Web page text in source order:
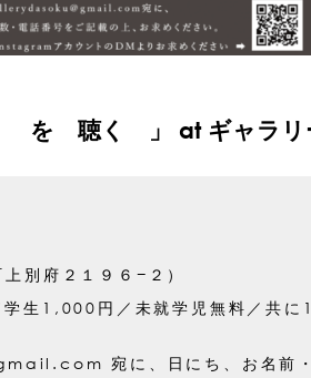
聴く 」 at ギャラリ
別府２１９６−２）
生1,000円／未就学児無料／共に
宛に、日にち、お名前・